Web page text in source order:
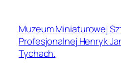
Muzeum Miniaturowej
Profesjonalnej Henryk
Tychach.